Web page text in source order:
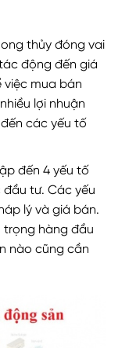
thủy đóng vai
động đến giá
việc mua bán
lợi nhuận
các yếu tố
đến 4 yếu tố
tư. Các yếu
lý và giá bán.
trọng hàng đầu
nào cũng cần